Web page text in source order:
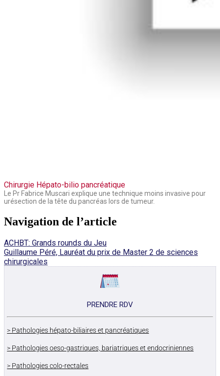
Chirurgie Hépato-bilio pancréatique
Le Pr Fabrice Muscari explique une technique moins invasive pour
urésection de la tête du pancréas lors de tumeur.
Navigation de l’article
ACHBT: Grands rounds du Jeu
Guillaume Péré, Lauréat du prix de Master 2 de sciences
chirurgicales
PRENDRE RDV
> Pathologies hépato-biliaires et pancréatiques
> Pathologies oeso-gastriques, bariatriques et endocriniennes
> Pathologies colo-rectales